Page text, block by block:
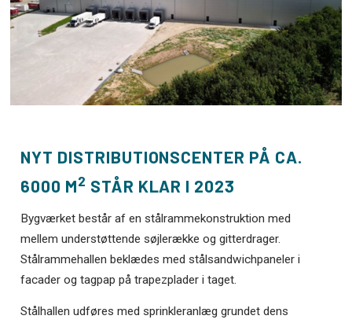
NYT DISTRIBUTIONSCENTER PÅ CA.
6000 M2 STÅR KLAR I 2023
Bygværket består af en stålrammekonstruktion med
mellem understøttende søjlerække og gitterdrager.
Stålrammehallen beklædes med stålsandwichpaneler i
facader og tagpap på trapezplader i taget.
Stålhallen udføres med sprinkleranlæg grundet dens